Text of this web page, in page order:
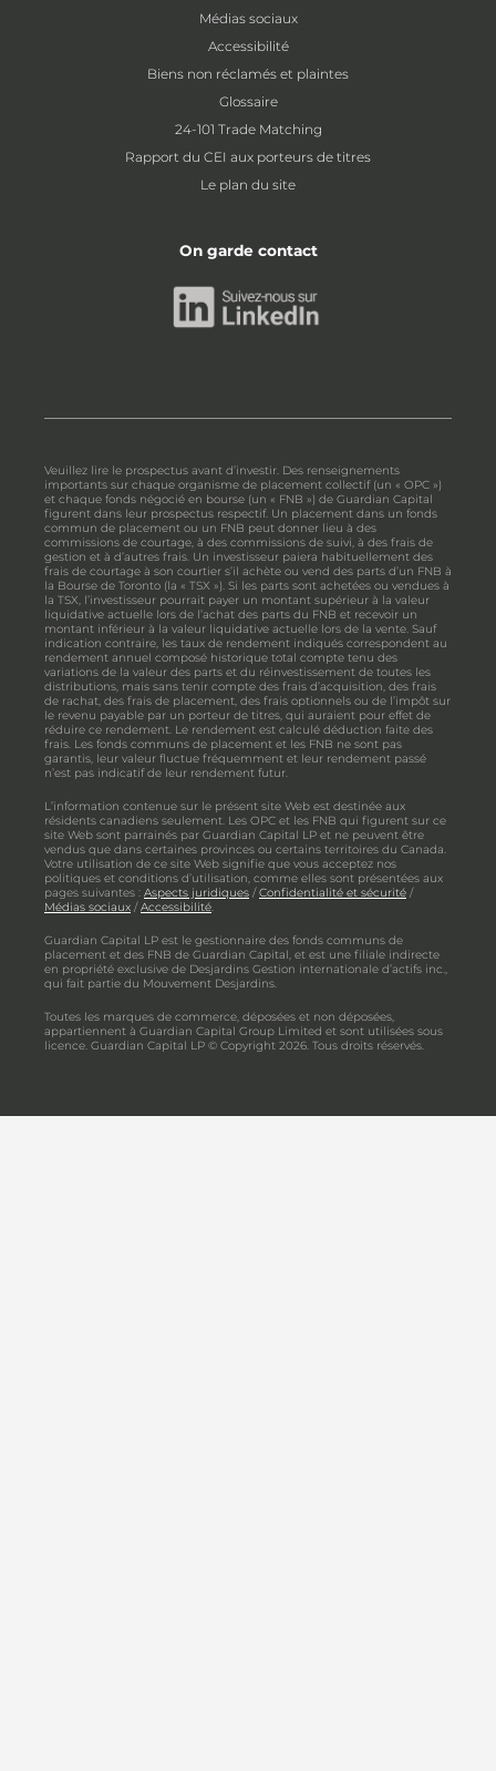
Médias sociaux
Accessibilité
Biens non réclamés et plaintes
Glossaire
24-101 Trade Matching
Rapport du CEI aux porteurs de titres
Le plan du site
On garde contact
Veuillez lire le prospectus avant d’investir. Des renseignements
importants sur chaque organisme de placement collectif (un « OPC »)
et chaque fonds négocié en bourse (un « FNB ») de Guardian Capital
figurent dans leur prospectus respectif. Un placement dans un fonds
commun de placement ou un FNB peut donner lieu à des
commissions de courtage, à des commissions de suivi, à des frais de
gestion et à d’autres frais. Un investisseur paiera habituellement des
frais de courtage à son courtier s’il achète ou vend des parts d’un FNB à
la Bourse de Toronto (la « TSX »). Si les parts sont achetées ou vendues à
la TSX, l’investisseur pourrait payer un montant supérieur à la valeur
liquidative actuelle lors de l’achat des parts du FNB et recevoir un
montant inférieur à la valeur liquidative actuelle lors de la vente. Sauf
indication contraire, les taux de rendement indiqués correspondent au
rendement annuel composé historique total compte tenu des
variations de la valeur des parts et du réinvestissement de toutes les
distributions, mais sans tenir compte des frais d’acquisition, des frais
de rachat, des frais de placement, des frais optionnels ou de l’impôt sur
le revenu payable par un porteur de titres, qui auraient pour effet de
réduire ce rendement. Le rendement est calculé déduction faite des
frais. Les fonds communs de placement et les FNB ne sont pas
garantis, leur valeur fluctue fréquemment et leur rendement passé
n’est pas indicatif de leur rendement futur.
L’information contenue sur le présent site Web est destinée aux
résidents canadiens seulement. Les OPC et les FNB qui figurent sur ce
site Web sont parrainés par Guardian Capital LP et ne peuvent être
vendus que dans certaines provinces ou certains territoires du Canada.
Votre utilisation de ce site Web signifie que vous acceptez nos
politiques et conditions d’utilisation, comme elles sont présentées aux
pages suivantes : Aspects juridiques /Confidentialité et sécurité /
Médias sociaux /Accessibilité.
Guardian Capital LP est le gestionnaire des fonds communs de
placement et des FNB de Guardian Capital, et est une filiale indirecte
en propriété exclusive de Desjardins Gestion internationale d’actifs inc.,
qui fait partie du Mouvement Desjardins.
Toutes les marques de commerce, déposées et non déposées,
appartiennent à Guardian Capital Group Limited et sont utilisées sous
licence. Guardian Capital LP © Copyright 2026. Tous droits réservés.